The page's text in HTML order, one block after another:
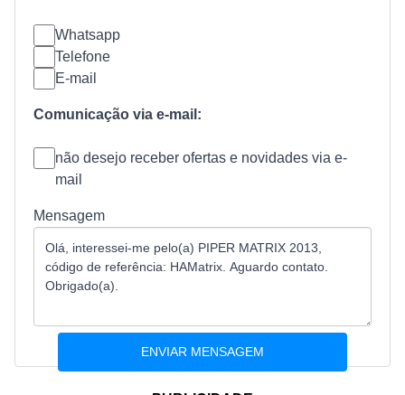
Whatsapp
Telefone
E-mail
Comunicação via e-mail:
não desejo receber ofertas e novidades via e-
mail
Mensagem